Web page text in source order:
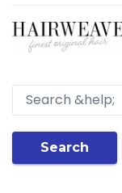
Search